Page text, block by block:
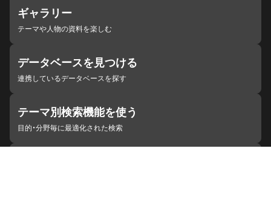
ギャラリー
テーマや人物の資料を楽しむ
データベースを見つける
連携しているデータベースを探す
テーマ別検索機能を使う
目的・分野毎に最適化された検索